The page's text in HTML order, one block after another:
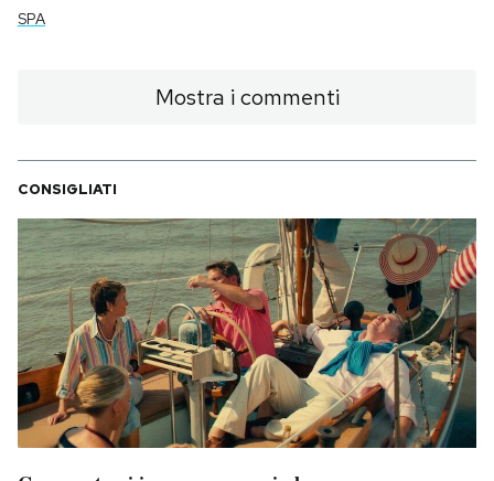
SPA
Mostra i commenti
CONSIGLIATI